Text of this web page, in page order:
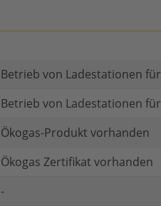
Betrieb von Ladestationen
Betrieb von Ladestationen
Ökogas-Produkt vorhanden
Ökogas Zertifikat vorhanden
-